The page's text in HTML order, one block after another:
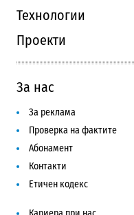
Технологии
Проекти
За нас
За реклама
Проверка на фактите
Абонамент
Контакти
Етичен кодекс